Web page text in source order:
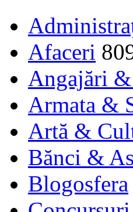
Afaceri
Angajări
Armata &
Artă &
Bănci &
Blogosfera